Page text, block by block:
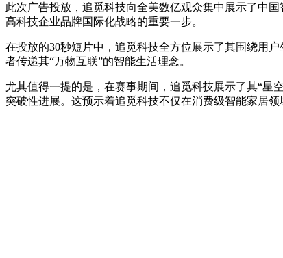
此次广告投放，追觅科技向全美数亿观众集中展示了中
高科技企业品牌国际化战略的重要一步。
在投放的30秒短片中，追觅科技全方位展示了其围绕用
者传递其“万物互联”的智能生活理念。
尤其值得一提的是，在赛事期间，追觅科技展示了其“星
突破性进展。这预示着追觅科技不仅在消费级智能家居